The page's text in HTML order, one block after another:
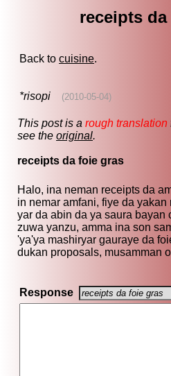
receipts
Back to cuisine.
*risopi (2010-05-04)
This post is a rough translation
see the original.
receipts da foie gras
Halo, ina neman receipts da
in nemar amfani, fiye da
yar da abin da ya saura bayan
zuwa yanzu, amma ina son
'ya'ya mashiryar gauraye da
dukan proposals, musamman
Response